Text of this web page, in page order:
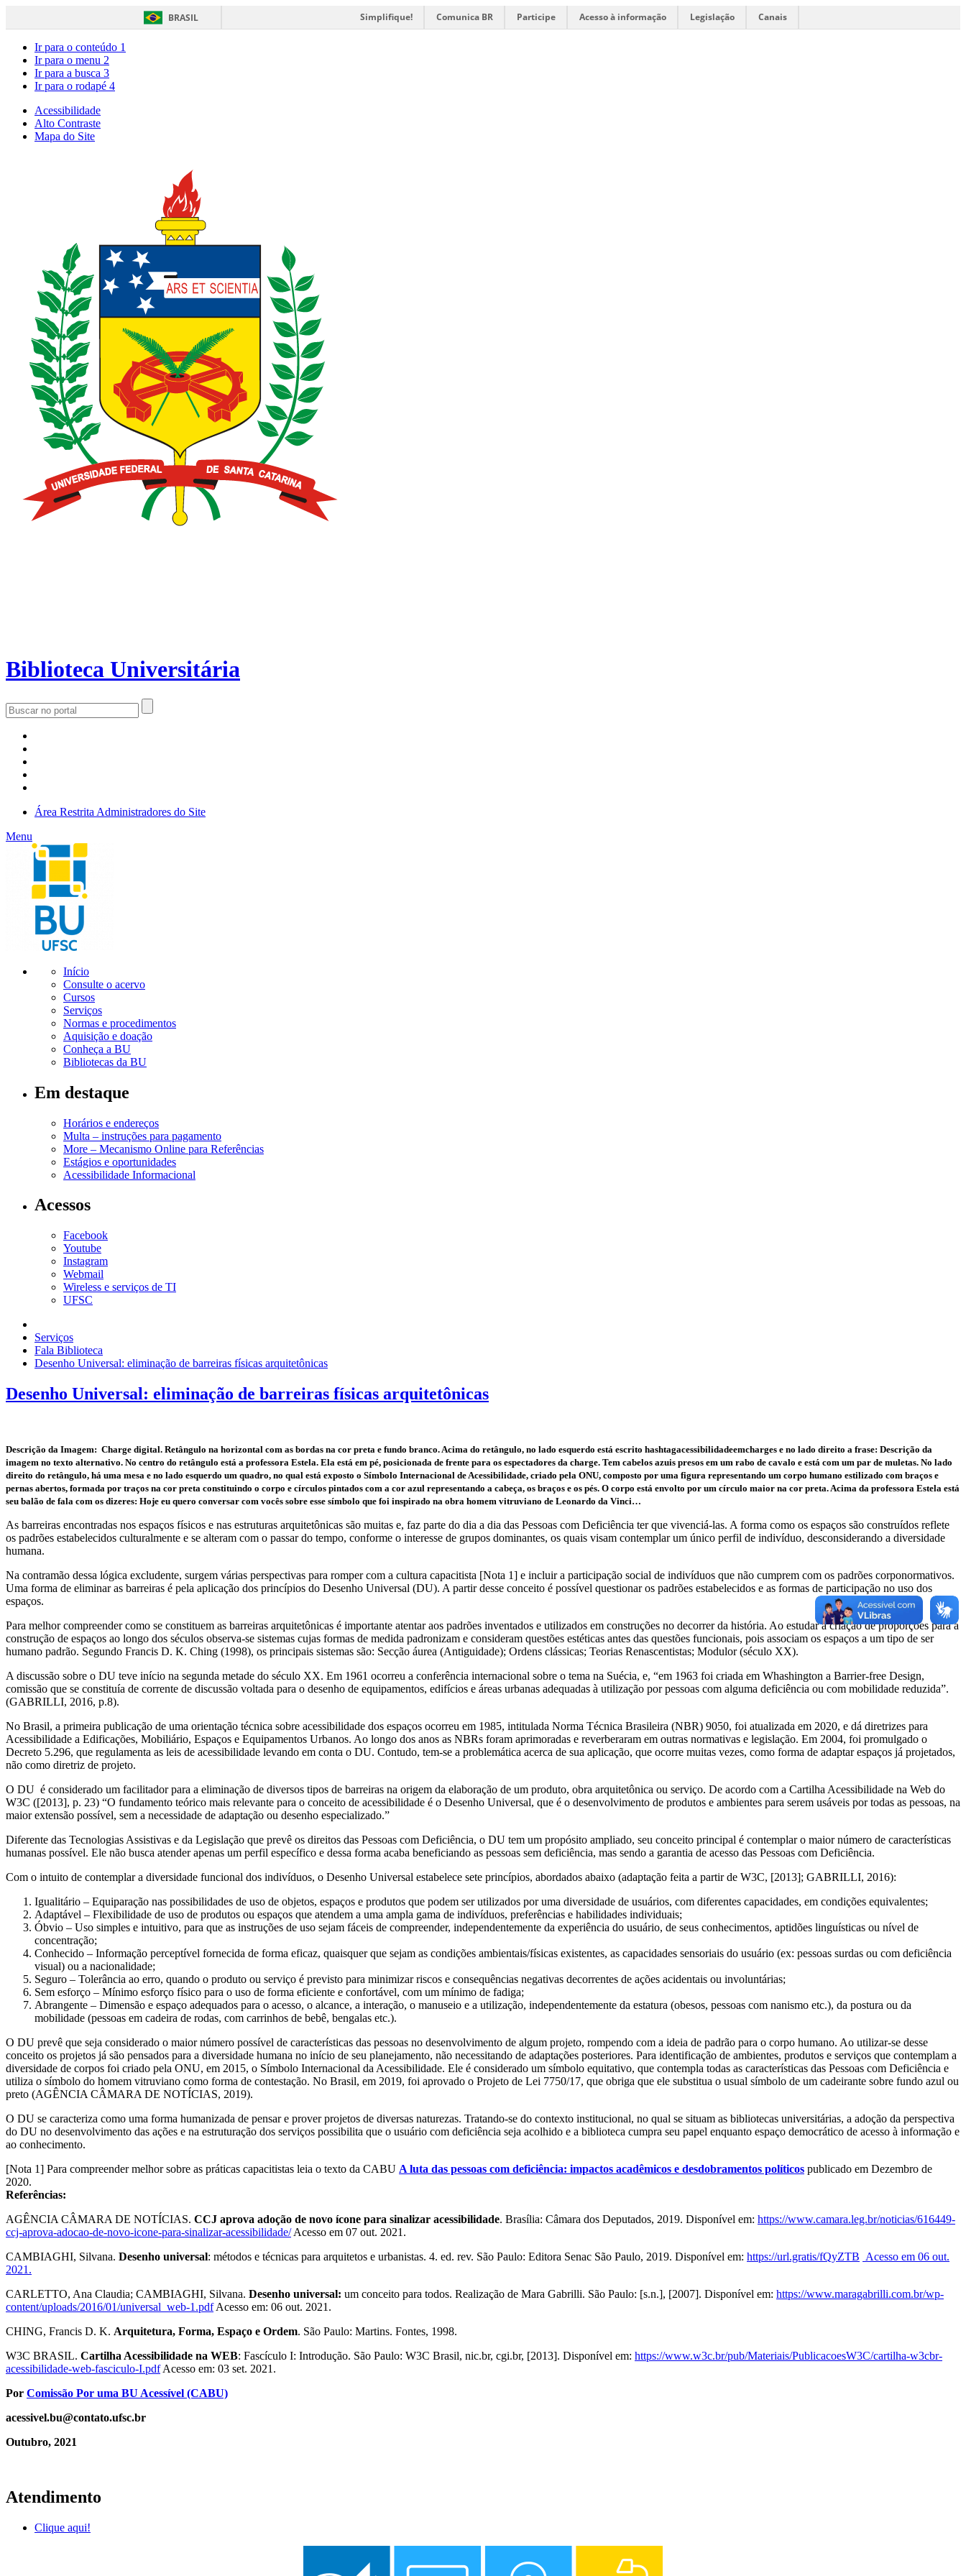
BRASIL Simplifique! Comunica BR Participe Acesso à informação Legislação Canais
Ir para o conteúdo 1
Ir para o menu 2
Ir para a busca 3
Ir para o rodapé 4
Acessibilidade
Alto Contraste
Mapa do Site
Biblioteca Universitária
Área Restrita Administradores do Site
Menu
Início
Consulte o acervo
Cursos
Serviços
Normas e procedimentos
Aquisição e doação
Conheça a BU
Bibliotecas da BU
Em destaque
Horários e endereços
Multa – instruções para pagamento
More – Mecanismo Online para Referências
Estágios e oportunidades
Acessibilidade Informacional
Acessos
Facebook
Youtube
Instagram
Webmail
Wireless e serviços de TI
UFSC
Serviços
Fala Biblioteca
Desenho Universal: eliminação de barreiras físicas arquitetônicas
Desenho Universal: eliminação de barreiras físicas arquitetônicas
Descrição da Imagem: Charge digital. Retângulo na horizontal com as bordas na cor preta e fundo branco. Acima do retângulo, no lado esquerdo está escrito hashtagacessibilidadeemcharges e no lado direito a frase: Descrição da
imagem no texto alternativo. No centro do retângulo está a professora Estela. Ela está em pé, posicionada de frente para os espectadores da charge. Tem cabelos azuis presos em um rabo de cavalo e está com um par de muletas. No lado
direito do retângulo, há uma mesa e no lado esquerdo um quadro, no qual está exposto o Símbolo Internacional de Acessibilidade, criado pela ONU, composto por uma figura representando um corpo humano estilizado com braços e
pernas abertos, formada por traços na cor preta constituindo o corpo e círculos pintados com a cor azul representando a cabeça, os braços e os pés. O corpo está envolto por um círculo maior na cor preta. Acima da professora Estela está
seu balão de fala com os dizeres: Hoje eu quero conversar com vocês sobre esse símbolo que foi inspirado na obra homem vitruviano de Leonardo da Vinci…
As barreiras encontradas nos espaços físicos e nas estruturas arquitetônicas são muitas e, faz parte do dia a dia das Pessoas com Deficiência ter que vivenciá-las. A forma como os espaços são construídos reflete
os padrões estabelecidos culturalmente e se alteram com o passar do tempo, conforme o interesse de grupos dominantes, os quais visam contemplar um único perfil de indivíduo, desconsiderando a diversidade
humana.
Na contramão dessa lógica excludente, surgem várias perspectivas para romper com a cultura capacitista [Nota 1] e incluir a participação social de indivíduos que não cumprem com os padrões corponormativos.
Uma forma de eliminar as barreiras é pela aplicação dos princípios do Desenho Universal (DU). A partir desse conceito é possível questionar os padrões estabelecidos e as formas de participação no uso dos
espaços.
Para melhor compreender como se constituem as barreiras arquitetônicas é importante atentar aos padrões inventados e utilizados em construções no decorrer da história. Ao estudar a criação de proporções para a
construção de espaços ao longo dos séculos observa-se sistemas cujas formas de medida padronizam e consideram questões estéticas antes das questões funcionais, pois associam os espaços a um tipo de ser
humano padrão. Segundo Francis D. K. Ching (1998), os principais sistemas são: Secção áurea (Antiguidade); Ordens clássicas; Teorias Renascentistas; Modulor (século XX).
A discussão sobre o DU teve início na segunda metade do século XX. Em 1961 ocorreu a conferência internacional sobre o tema na Suécia, e, “em 1963 foi criada em Whashington a Barrier-free Design,
comissão que se constituía de corrente de discussão voltada para o desenho de equipamentos, edifícios e áreas urbanas adequadas à utilização por pessoas com alguma deficiência ou com mobilidade reduzida”.
(GABRILLI, 2016, p.8).
No Brasil, a primeira publicação de uma orientação técnica sobre acessibilidade dos espaços ocorreu em 1985, intitulada Norma Técnica Brasileira (NBR) 9050, foi atualizada em 2020, e dá diretrizes para
Acessibilidade a Edificações, Mobiliário, Espaços e Equipamentos Urbanos. Ao longo dos anos as NBRs foram aprimoradas e reverberaram em outras normativas e legislação. Em 2004, foi promulgado o
Decreto 5.296, que regulamenta as leis de acessibilidade levando em conta o DU. Contudo, tem-se a problemática acerca de sua aplicação, que ocorre muitas vezes, como forma de adaptar espaços já projetados,
não como diretriz de projeto.
O DU é considerado um facilitador para a eliminação de diversos tipos de barreiras na origem da elaboração de um produto, obra arquitetônica ou serviço. De acordo com a Cartilha Acessibilidade na Web do
W3C ([2013], p. 23) “O fundamento teórico mais relevante para o conceito de acessibilidade é o Desenho Universal, que é o desenvolvimento de produtos e ambientes para serem usáveis por todas as pessoas, na
maior extensão possível, sem a necessidade de adaptação ou desenho especializado.”
Diferente das Tecnologias Assistivas e da Legislação que prevê os direitos das Pessoas com Deficiência, o DU tem um propósito ampliado, seu conceito principal é contemplar o maior número de características
humanas possível. Ele não busca atender apenas um perfil específico e dessa forma acaba beneficiando as pessoas sem deficiência, mas sendo a garantia de acesso das Pessoas com Deficiência.
Com o intuito de contemplar a diversidade funcional dos indivíduos, o Desenho Universal estabelece sete princípios, abordados abaixo (adaptação feita a partir de W3C, [2013]; GABRILLI, 2016):
Igualitário – Equiparação nas possibilidades de uso de objetos, espaços e produtos que podem ser utilizados por uma diversidade de usuários, com diferentes capacidades, em condições equivalentes;
Adaptável – Flexibilidade de uso de produtos ou espaços que atendem a uma ampla gama de indivíduos, preferências e habilidades individuais;
Óbvio – Uso simples e intuitivo, para que as instruções de uso sejam fáceis de compreender, independentemente da experiência do usuário, de seus conhecimentos, aptidões linguísticas ou nível de
concentração;
Conhecido – Informação perceptível fornecida de forma eficaz, quaisquer que sejam as condições ambientais/físicas existentes, as capacidades sensoriais do usuário (ex: pessoas surdas ou com deficiência
visual) ou a nacionalidade;
Seguro – Tolerância ao erro, quando o produto ou serviço é previsto para minimizar riscos e consequências negativas decorrentes de ações acidentais ou involuntárias;
Sem esforço – Mínimo esforço físico para o uso de forma eficiente e confortável, com um mínimo de fadiga;
Abrangente – Dimensão e espaço adequados para o acesso, o alcance, a interação, o manuseio e a utilização, independentemente da estatura (obesos, pessoas com nanismo etc.), da postura ou da
mobilidade (pessoas em cadeira de rodas, com carrinhos de bebê, bengalas etc.).
O DU prevê que seja considerado o maior número possível de características das pessoas no desenvolvimento de algum projeto, rompendo com a ideia de padrão para o corpo humano. Ao utilizar-se desse
conceito os projetos já são pensados para a diversidade humana no início de seu planejamento, não necessitando de adaptações posteriores. Para identificação de ambientes, produtos e serviços que contemplam a
diversidade de corpos foi criado pela ONU, em 2015, o Símbolo Internacional da Acessibilidade. Ele é considerado um símbolo equitativo, que contempla todas as características das Pessoas com Deficiência e
utiliza o símbolo do homem vitruviano como forma de contestação. No Brasil, em 2019, foi aprovado o Projeto de Lei 7750/17, que obriga que ele substitua o usual símbolo de um cadeirante sobre fundo azul ou
preto (AGÊNCIA CÂMARA DE NOTÍCIAS, 2019).
O DU se caracteriza como uma forma humanizada de pensar e prover projetos de diversas naturezas. Tratando-se do contexto institucional, no qual se situam as bibliotecas universitárias, a adoção da perspectiva
do DU no desenvolvimento das ações e na estruturação dos serviços possibilita que o usuário com deficiência seja acolhido e a biblioteca cumpra seu papel enquanto espaço democrático de acesso à informação e
ao conhecimento.
[Nota 1] Para compreender melhor sobre as práticas capacitistas leia o texto da CABU A luta das pessoas com deficiência: impactos acadêmicos e desdobramentos políticos publicado em Dezembro de
2020.
Referências:
AGÊNCIA CÂMARA DE NOTÍCIAS. CCJ aprova adoção de novo ícone para sinalizar acessibilidade. Brasília: Câmara dos Deputados, 2019. Disponível em: https://www.camara.leg.br/noticias/616449-
ccj-aprova-adocao-de-novo-icone-para-sinalizar-acessibilidade/Acesso em 07 out. 2021.
CAMBIAGHI, Silvana. Desenho universal: métodos e técnicas para arquitetos e urbanistas. 4. ed. rev. São Paulo: Editora Senac São Paulo, 2019. Disponível em: https://url.gratis/fQyZTB Acesso em 06 out.
2021.
CARLETTO, Ana Claudia; CAMBIAGHI, Silvana. Desenho universal: um conceito para todos. Realização de Mara Gabrilli. São Paulo: [s.n.], [2007]. Disponível em: https://www.maragabrilli.com.br/wp-
content/uploads/2016/01/universal_web-1.pdfAcesso em: 06 out. 2021.
CHING, Francis D. K. Arquitetura, Forma, Espaço e Ordem. São Paulo: Martins. Fontes, 1998.
W3C BRASIL. Cartilha Acessibilidade na WEB: Fascículo I: Introdução. São Paulo: W3C Brasil, nic.br, cgi.br, [2013]. Disponível em: https://www.w3c.br/pub/Materiais/PublicacoesW3C/cartilha-w3cbr-
acessibilidade-web-fasciculo-I.pdfAcesso em: 03 set. 2021.
Por Comissão Por uma BU Acessível (CABU)
acessivel.bu@contato.ufsc.br
Outubro, 2021
Atendimento
Clique aqui!